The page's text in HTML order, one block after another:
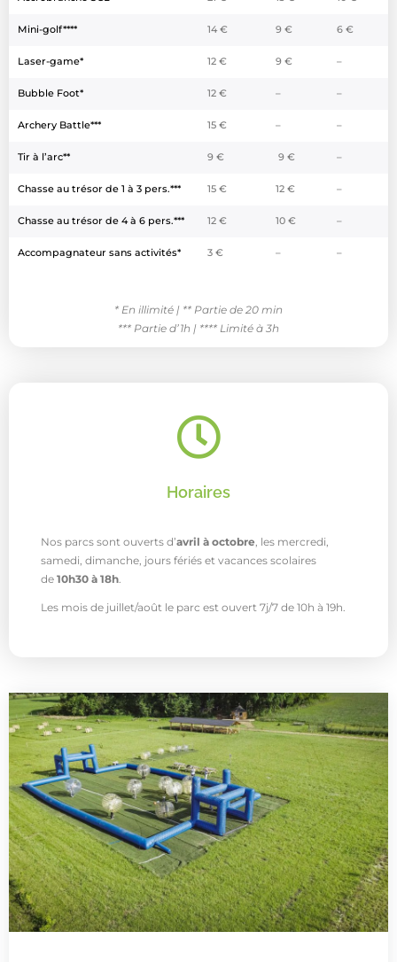
Mini-golf**** 14 € 9 € 6 €
Laser-game* 12 € 9 € –
Bubble Foot* 12 € – –
Archery Battle*** 15 € – –
Tir à l’arc** 9 € 9 € –
Chasse au trésor de 1 à 3 pers.*** 15 € 12 € –
Chasse au trésor de 4 à 6 pers.*** 12 € 10 € –
Accompagnateur sans activités* 3 € – –
* En illimité | ** Partie de 20 min
*** Partie d’1h | **** Limité à 3h
Horaires
Nos parcs sont ouverts d’avril à octobre , les mercredi,
samedi, dimanche, jours fériés et vacances scolaires
de 10h30 à 18h
Les mois de juillet/août le parc est ouvert 7j/7 de 10h à 19h.